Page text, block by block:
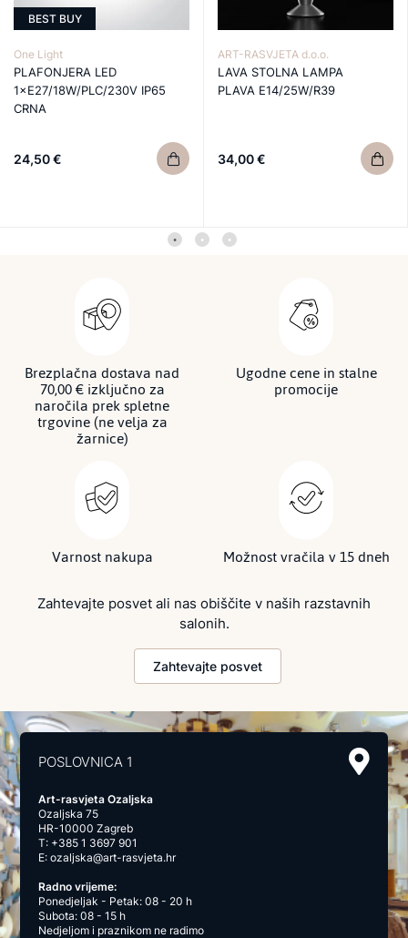
BEST BUY
One Light
PLAFONJERA LED
1×E27/18W/PLC/230V IP65
CRNA
24,50 €
ART-RASVJETA d.o.o.
LAVA STOLNA LAMPA
PLAVA E14/25W/R39
34,00 €
Brezplačna dostava nad
70,00 € izključno za
naročila prek spletne
trgovine (ne velja za
žarnice)
Ugodne cene in stalne
promocije
Varnost nakupa Možnost vračila v 15 dneh
Zahtevajte posvet ali nas obiščite v naših razstavnih
salonih.
Zahtevajte posvet
POSLOVNICA 1
Art-rasvjeta Ozaljska
Ozaljska 75
HR-10000 Zagreb
T: +385 1 3697 901
E:ozaljska@art-rasvjeta.hr
Radno vrijeme:
Ponedjeljak - Petak: 08 - 20 h
Subota: 08 - 15 h
Nedjeljom i praznikom ne radimo